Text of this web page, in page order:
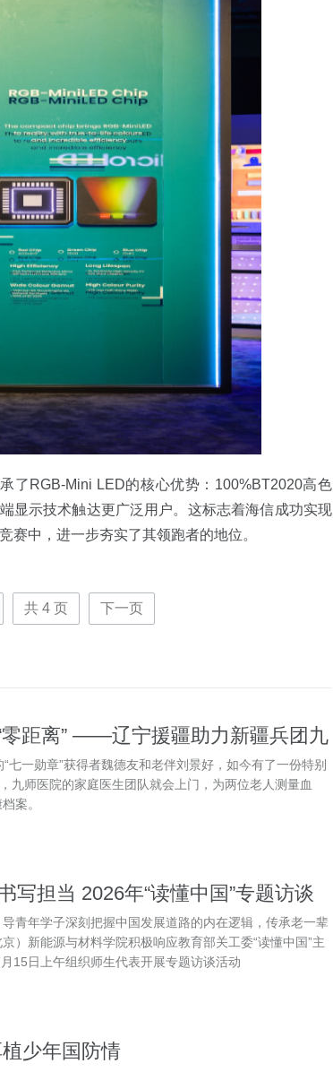
了RGB-Mini LED的核心优势：100%BT2020高色
显示技术触达更广泛用户。这标志着海信成功实现
赛中，进一步夯实了其领跑者的地位。
共4 页 下一页
零距离” ——辽宁援疆助力新疆兵团九
设纪实
七一勋章”获得者魏德友和老伴刘景好，如今有了一份特别
九师医院的家庭医生团队就会上门，为两位老人测量血
案。
写担当 2026年“读懂中国”专题访谈
青年学子深刻把握中国发展道路的内在逻辑，传承老一辈
）新能源与材料学院积极响应教育部关工委“读懂中国”主
15日上午组织师生代表开展专题访谈活动
少年国防情